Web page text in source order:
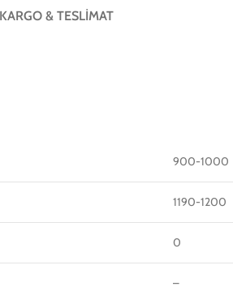
KARGO & TESLIMAT
900-1000
1190-1200
0
–